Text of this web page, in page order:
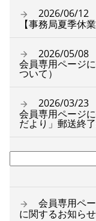
2026/06/12
【事務局夏季休
2026/05/08
会員専用ページ
ついて）
2026/03/23
会員専用ページ
だより」郵送終
会員専用ペ
に関するお知らせ